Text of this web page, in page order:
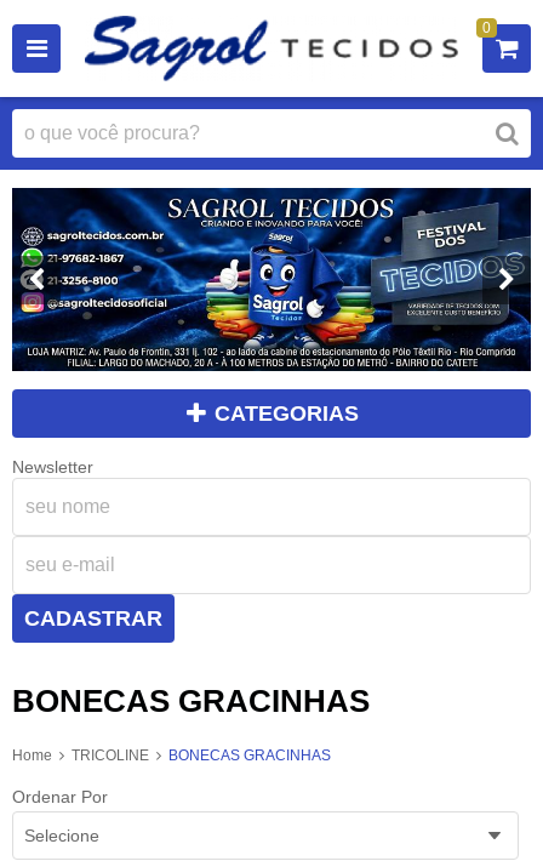
0
CATEGORIAS
Newsletter
CADASTRAR
BONECAS GRACINHAS
Home TRICOLINE BONECAS GRACINHAS
Ordenar Por
Selecione